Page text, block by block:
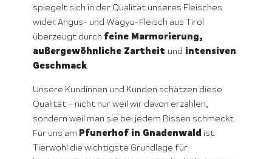
spiegelt sich in der Qualität unseres Fleisches
wider. Angus- und Wagyu-Fleisch aus Tirol
überzeugt durch feine Marmorierung,
außergewöhnliche Zartheit und intensiven
Geschmack.
Unsere Kundinnen und Kunden schätzen diese
Qualität – nicht nur weil wir davon erzählen,
sondern weil man sie bei jedem Bissen schmeckt.
Für uns am Pfunerhof in Gnadenwald ist
Tierwohl die wichtigste Grundlage für